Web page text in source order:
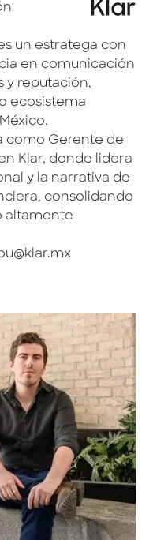
un estratega con
en comunicación
y reputación,
ecosistema
como Gerente de
Klar, donde lidera
y la narrativa de
consolidando
altamente